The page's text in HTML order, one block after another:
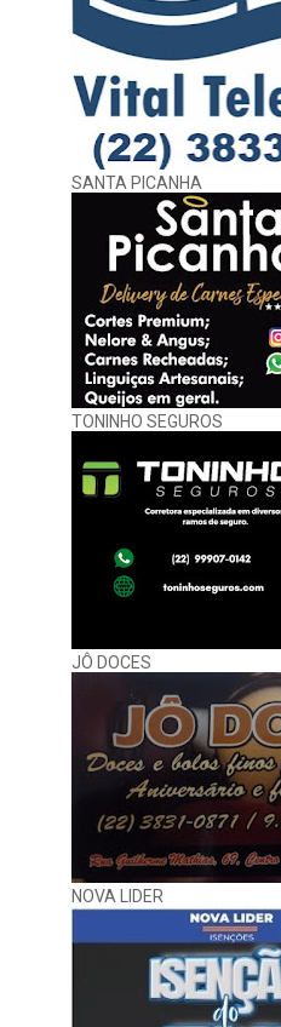
SANTA PICANHA
TONINHO SEGUROS
JÔ DOCES
NOVA LIDER